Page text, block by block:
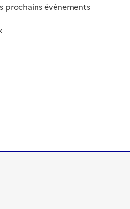
prochains évènements